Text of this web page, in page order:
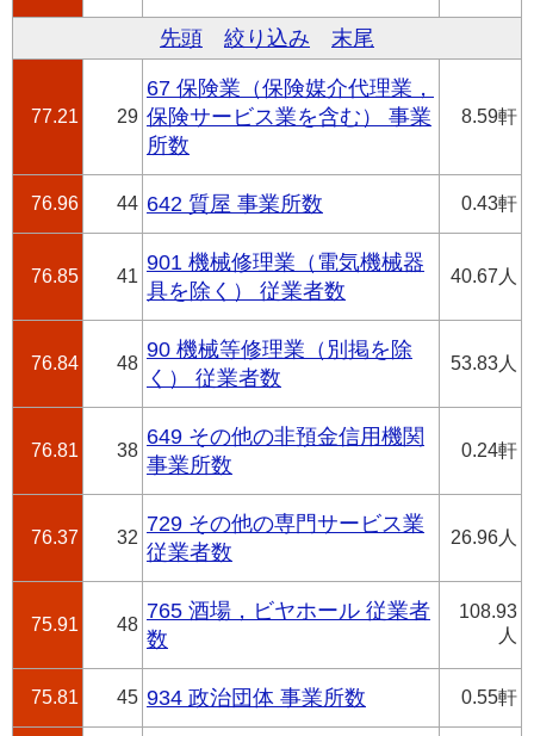
先頭 絞り込み 末尾
77.21 29
67 保険業（保険媒介代理業，
保険サービス業を含む） 事業
所数
8.59軒
76.96 44 642 質屋 事業所数 0.43軒
76.85 41
901 機械修理業（電気機械器
具を除く） 従業者数
40.67人
76.84 48
90 機械等修理業（別掲を除
く） 従業者数
53.83人
76.81 38
649 その他の非預金信用機関
事業所数
0.24軒
76.37 32
729 その他の専門サービス業
従業者数
26.96人
75.91 48
765 酒場，ビヤホール 従業者
数
108.93
人
75.81 45 934 政治団体 事業所数 0.55軒